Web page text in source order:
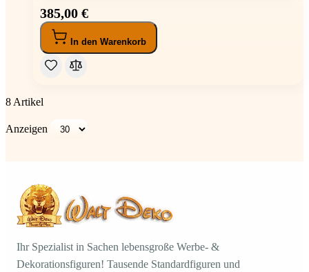
385,00 €
In den Warenkorb
8 Artikel
Anzeigen
Ihr Spezialist in Sachen lebensgroße Werbe- &
Dekorationsfiguren! Tausende Standardfiguren und